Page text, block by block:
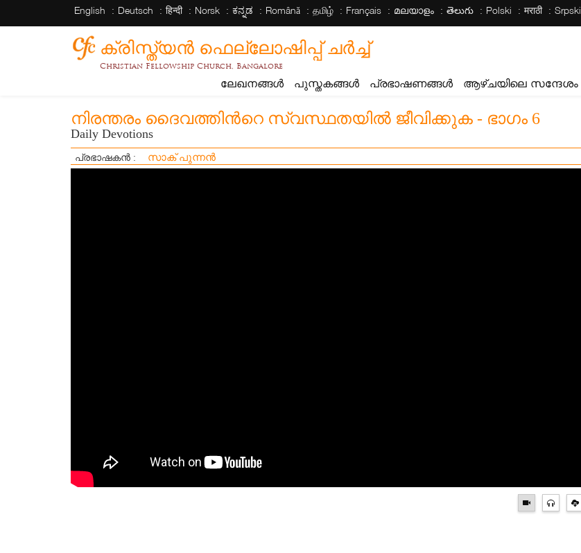
English Deutsch हिन्दी Norsk ಕನ್ನಡ Română தமிழ் Français മലയാളം తెలుగు Polski मराठी Srpski
ക്രിസ്ത്യന്‍ ഫെല്ലോഷിപ്പ് ചര്‍ച്ച്
Christian Fellowship Church, Bangalore
ലേഖനങ്ങൾ പുസ്തകങ്ങൾ പ്രഭാഷണങ്ങൾ ആഴ്ചയിലെ സന്ദേശം
നിരന്തരം ദൈവത്തിൻറെ സ്വസ്ഥതയിൽ ജീവിക്കുക - ഭാഗം 6
Daily Devotions
പ്രഭാഷകൻ : സാക് പുന്നൻ